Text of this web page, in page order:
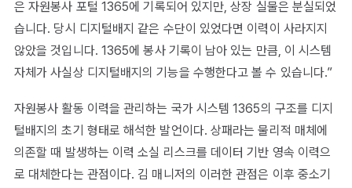
은 자원봉사 포털 1365에 기록되어 있지만, 상장 실물은 분실되었
습니다. 당시 디지털배지 같은 수단이 있었다면 이력이 사라지지
않았을 것입니다. 1365에 봉사 기록이 남아 있는 만큼, 이 시스템
자체가 사실상 디지털배지의 기능을 수행한다고 볼 수 있습니다.”
자원봉사 활동 이력을 관리하는 국가 시스템 1365의 구조를 디지
털배지의 초기 형태로 해석한 발언이다. 상패라는 물리적 매체에
의존할 때 발생하는 이력 소실 리스크를 데이터 기반 영속 이력으
로 대체한다는 관점이다. 김 매니저의 이러한 관점은 이후 중소기